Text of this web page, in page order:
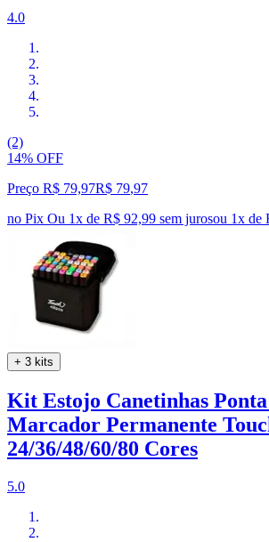
4.0
(2)
14% OFF
Preço R$ 79,97R$ 79,97
no Pix Ou 1x de R$ 92,99 sem jurosou 1x de
+ 3 kits
Kit Estojo Canetinhas
Marcador Permanente
24/36/48/60/80 Cores
5.0